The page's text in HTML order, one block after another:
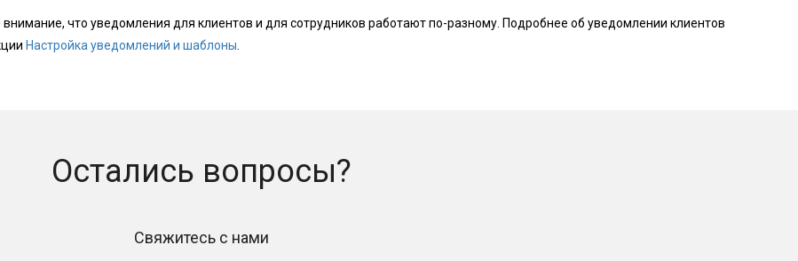
внимание, что уведомления для клиентов и для сотрудников работают по-разному. Подробнее об уведомлении клиентов
Настройка уведомлений и шаблоны
Остались вопросы?
Свяжитесь с нами